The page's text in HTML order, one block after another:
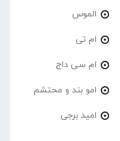
الموس
ام تی
ام سی داج
امو بند و محتشم
امید برجی